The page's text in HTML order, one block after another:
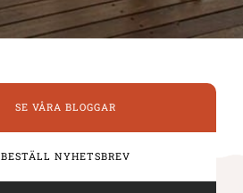
SE VÅRA BLOGGAR
BESTÄLL NYHETSBREV